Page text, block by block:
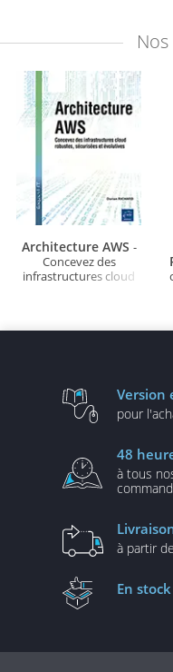
Nos
Architecture AWS -
Concevez des
infrastructures cloud
Version
pour
48
à tous
à partir de
En stock